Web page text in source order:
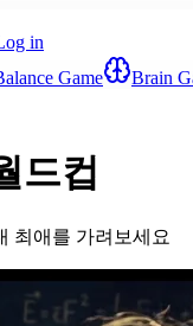
in
Game Brain
드컵
최애를 가려보세요